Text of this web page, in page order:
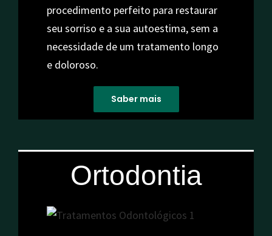
procedimento perfeito para restaurar
seu sorriso e a sua autoestima, sem a
necessidade de um tratamento longo
e doloroso.
Saber mais
Ortodontia